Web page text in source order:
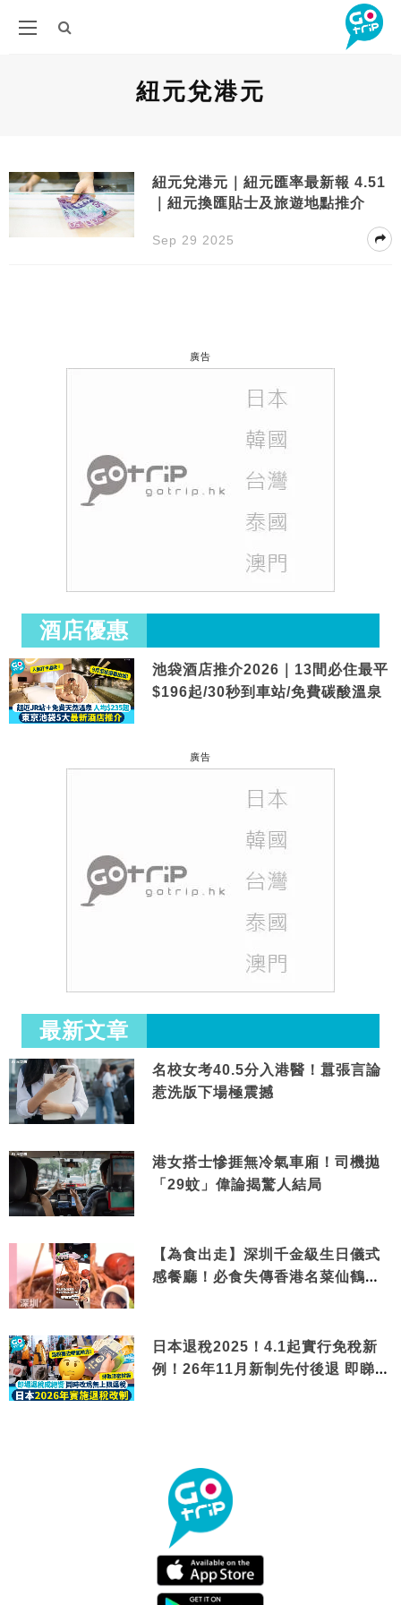
紐元兌港元
紐元兌港元｜紐元匯率最新報 4.51
｜紐元換匯貼士及旅遊地點推介
Sep 29 2025
廣告
酒店優惠
池袋酒店推介2026｜13間必住最平
$196起/30秒到車站/免費碳酸溫泉
廣告
最新文章
名校女考40.5分入港醫！囂張言論
惹洗版下場極震撼
港女搭士慘捱無冷氣車廂！司機拋
「29蚊」偉論揭驚人結局
【為食出走】深圳千金級生日儀式
感餐廳！必食失傳香港名菜仙鶴神
日本退稅2025！4.1起實行免稅新
例！26年11月新制先付後退 即睇步